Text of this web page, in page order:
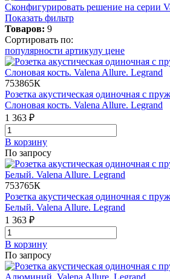
Сконфигурировать решение на серии
Показать фильтр
Товаров: 9
Сортировать по:
популярности артикулу цене
753865К
Розетка акустическая одиночная с
Слоновая кость. Valena Allure. Legrand
1 363 ₽
В корзинy
По запросу
753765К
Розетка акустическая одиночная с
Белый. Valena Allure. Legrand
1 363 ₽
В корзинy
По запросу